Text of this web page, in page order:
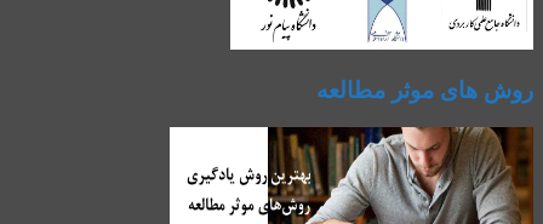
روش های موثر مطالعه